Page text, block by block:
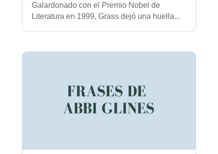
Galardonado con el Premio Nobel de
Literatura en 1999, Grass dejó una huella...